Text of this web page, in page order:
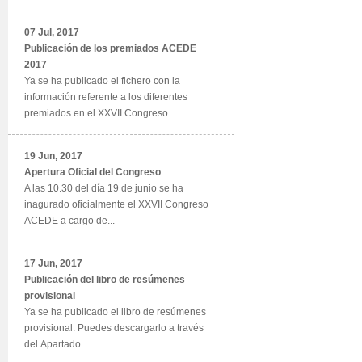
07 Jul, 2017
Publicación de los premiados ACEDE
2017
Ya se ha publicado el fichero con la
información referente a los diferentes
premiados en el XXVII Congreso...
19 Jun, 2017
Apertura Oficial del Congreso
A las 10.30 del día 19 de junio se ha
inagurado oficialmente el XXVII Congreso
ACEDE a cargo de...
17 Jun, 2017
Publicación del libro de resúmenes
provisional
Ya se ha publicado el libro de resúmenes
provisional. Puedes descargarlo a través
del Apartado...